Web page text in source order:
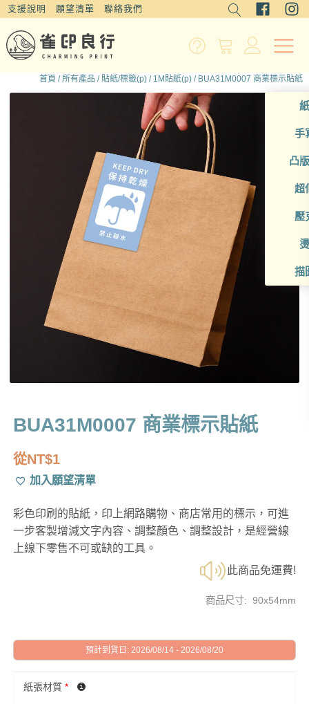
支援說明 願望清單 聯絡我們
手
凸
超
壓
描
首頁 /所有產品 /貼紙/標籤(p) / 1M貼紙(p) / BUA31M0007 商業標示貼紙
BUA31M0007 商業標示貼紙
從NT$1
加入願望清單
彩色印刷的貼紙，印上網路購物、商店常用的標示，可進
一步客製增減文字內容、調整顏色、調整設計，是經營線
上線下零售不可或缺的工具。
此商品免運費!
商品尺寸: 90x54mm
預計到貨日: 2026/08/14 - 2026/08/20
紙張材質 *